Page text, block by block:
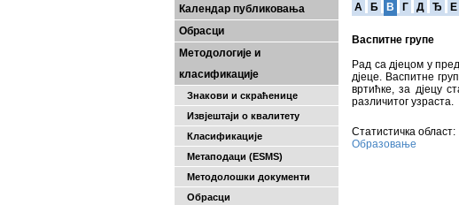
Календар публиковања
Обрасци
Методологије и
класификације
Знакови и скраћенице
Извјештаји о квалитету
Класификације
Метаподаци (ESMS)
Методолошки документи
Обрасци
A Б В Г Д Ђ Е
Васпитне групе
Рад са дјецом у
дјеце. Васпитне
вртићке, за дјецу
различитог узраста.
Статистичка област:
Образовање